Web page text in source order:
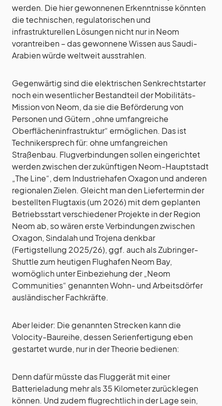
werden. Die hier gewonnenen Erkenntnisse könnten
die technischen, regulatorischen und
infrastrukturellen Lösungen nicht nur in Neom
vorantreiben – das gewonnene Wissen aus Saudi-
Arabien würde weltweit ausstrahlen.
Gegenwärtig sind die elektrischen Senkrechtstarter
noch ein wesentlicher Bestandteil der Mobilitäts-
Mission von Neom, da sie die Beförderung von
Personen und Gütern „ohne umfangreiche
Oberflächeninfrastruktur“ ermöglichen. Das ist
Technikersprech für: ohne umfangreichen
Straßenbau. Flugverbindungen sollen eingerichtet
werden zwischen der zukünftigen Neom-Hauptstadt
„The Line“, dem Industriehafen Oxagon und anderen
regionalen Zielen. Gleicht man den Liefertermin der
bestellten Flugtaxis (um 2026) mit dem geplanten
Betriebsstart verschiedener Projekte in der Region
Neom ab, so wären erste Verbindungen zwischen
Oxagon, Sindalah und Trojena denkbar
(Fertigstellung 2025/26), ggf. auch als Zubringer-
Shuttle zum heutigen Flughafen Neom Bay,
womöglich unter Einbeziehung der „Neom
Communities“ genannten Wohn- und Arbeitsdörfer
ausländischer Fachkräfte.
Aber leider: Die genannten Strecken kann die
Volocity-Baureihe, dessen Serienfertigung eben
gestartet wurde, nur in der Theorie bedienen:
Denn dafür müsste das Fluggerät mit einer
Batterieladung mehr als 35 Kilometer zurücklegen
können. Und zudem flugrechtlich in der Lage sein,